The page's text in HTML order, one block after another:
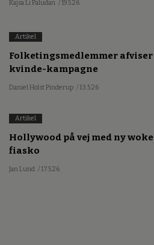
Kajsa Li Paludan / 19.5.26
Artikel
Folketingsmedlemmer afviser
kvinde-kampagne
Daniel Holst Pinderup / 13.5.26
Artikel
Hollywood på vej med ny woke
fiasko
Jan Lund / 17.5.26